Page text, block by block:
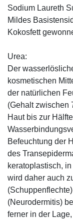
Sodium Laureth
Mildes
Kokosfett
Urea:
Der
kosmetischen
der natürlichen
(Gehalt zwischen
Haut bis zur
Befeuchtung der
des
keratoplastisch,
wird daher auch
(Neurodermitis)
ferner in der